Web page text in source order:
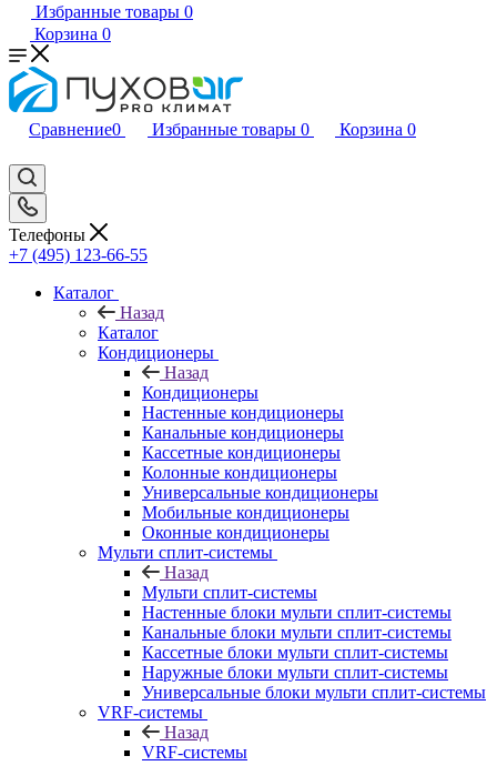
Избранные товары 0
Корзина 0
Сравнение0 Избранные товары 0 Корзина 0
Телефоны
+7 (495) 123-66-55
Каталог
Назад
Каталог
Кондиционеры
Назад
Кондиционеры
Настенные кондиционеры
Канальные кондиционеры
Кассетные кондиционеры
Колонные кондиционеры
Универсальные кондиционеры
Мобильные кондиционеры
Оконные кондиционеры
Мульти сплит-системы
Назад
Мульти сплит-системы
Настенные блоки мульти сплит-системы
Канальные блоки мульти сплит-системы
Кассетные блоки мульти сплит-системы
Наружные блоки мульти сплит-системы
Универсальные блоки мульти сплит-системы
VRF-системы
Назад
VRF-системы